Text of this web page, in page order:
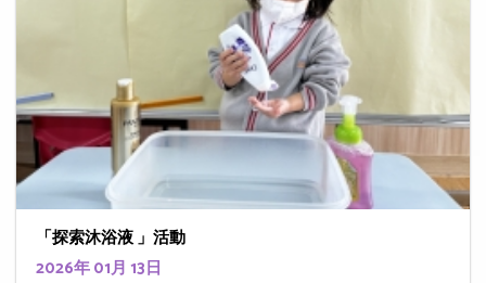
「探索沐浴液 」活動
2026年 01月 13日